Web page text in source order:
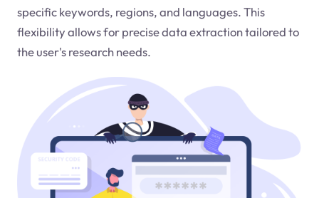
specific keywords, regions, and languages. This
flexibility allows for precise data extraction tailored to
the user's research needs.